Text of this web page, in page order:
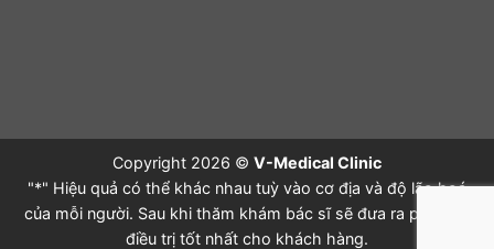
Copyright 2026 © V-Medical Clinic
"*" Hiệu quả có thể khác nhau tuỳ vào cơ địa và độ lão hoá
của mỗi người. Sau khi thăm khám bác sĩ sẽ đưa ra phác đồ
điều trị tốt nhất cho khách hàng.